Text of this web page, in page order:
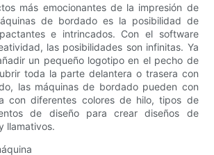
más emocionantes de la impresión de
de bordado es la posibilidad de
e intrincados. Con el software
las posibilidades son infinitas. Ya
un pequeño logotipo en el pecho de
toda la parte delantera o trasera con
las máquinas de bordado pueden con
con diferentes colores de hilo, tipos de
de diseño para crear diseños de
llamativos.